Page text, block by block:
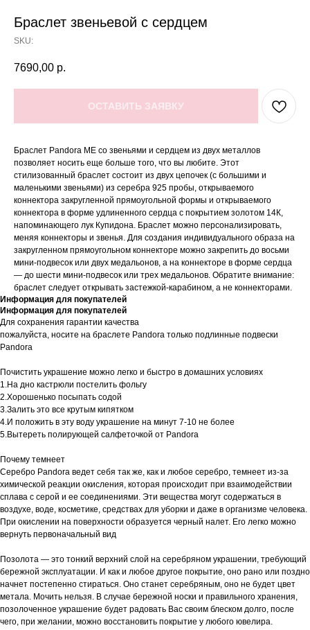
Браслет звеньевой с сердцем
SKU:
7690,00 р.
ОСТАВИТЬ ЗАЯВКУ
Браслет Pandora ME со звеньями и сердцем из двух металлов
позволяет носить еще больше того, что вы любите. Этот
стилизованный браслет состоит из двух цепочек (с большими и
маленькими звеньями) из серебра 925 пробы, открываемого
коннектора закругленной прямоугольной формы и открываемого
коннектора в форме удлиненного сердца с покрытием золотом 14К,
напоминающего лук Купидона. Браслет можно персонализировать,
меняя коннекторы и звенья. Для создания индивидуального образа на
закругленном прямоугольном коннекторе можно закрепить до восьми
мини-подвесок или двух медальонов, а на коннекторе в форме сердца
— до шести мини-подвесок или трех медальонов. Обратите внимание:
браслет следует открывать застежкой-карабином, а не коннекторами.
Информация для покупателей
Информация для покупателей
Для сохранения гарантии качества
пожалуйста, носите на браслете Pandora только подлинные подвески
Pandora
Почистить украшение можно легко и быстро в домашних условиях
1.На дно кастрюли постелить фольгу
2.Хорошенько посыпать содой
3.Залить это все крутым кипятком
4.И положить в эту воду украшение на минут 7-10 не более
5.Вытереть полирующей салфеточкой от Pandora
Почему темнеет
Серебро Pandora ведет себя так же, как и любое серебро, темнеет из-за
химической реакции окисления, которая происходит при взаимодействии
сплава с серой и ее соединениями. Эти вещества могут содержаться в
воздухе, воде, косметике, средствах для уборки и даже в организме человека.
При окислении на поверхности образуется черный налет. Его легко можно
вернуть первоначальный вид
Позолота — это тонкий верхний слой на серебряном украшении, требующий
бережной эксплуатации. И как и любое другое покрытие, оно рано или поздно
начнет постепенно стираться. Оно станет серебряным, оно не будет цвет
метала. Мочить нельзя. В случае бережной носки и правильного хранения,
позолоченное украшение будет радовать Вас своим блеском долго, после
чего, при желании, можно восстановить покрытие у любого ювелира.